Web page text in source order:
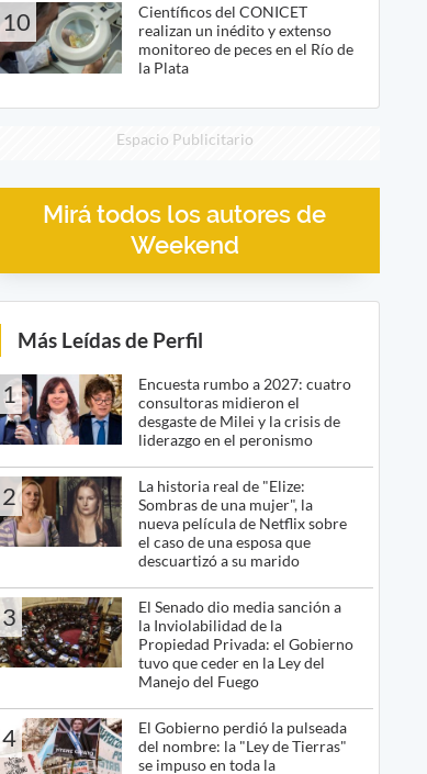
10
Científicos del CONICET
realizan un inédito y extenso
monitoreo de peces en el Río de
la Plata
Espacio Publicitario
Mirá todos los autores de
Weekend
Más Leídas de Perfil
1
Encuesta rumbo a 2027: cuatro
consultoras midieron el
desgaste de Milei y la crisis de
liderazgo en el peronismo
2
La historia real de "Elize:
Sombras de una mujer", la
nueva película de Netflix sobre
el caso de una esposa que
descuartizó a su marido
3
El Senado dio media sanción a
la Inviolabilidad de la
Propiedad Privada: el Gobierno
tuvo que ceder en la Ley del
Manejo del Fuego
4
El Gobierno perdió la pulseada
del nombre: la "Ley de Tierras"
se impuso en toda la